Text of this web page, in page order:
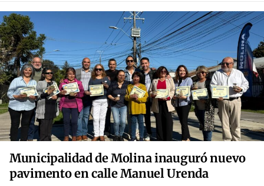
Municipalidad de Molina inauguró nuevo
pavimento en calle Manuel Urenda